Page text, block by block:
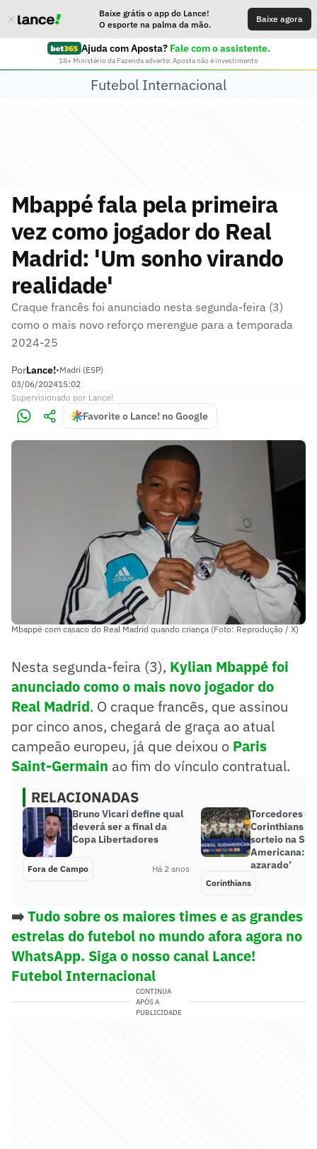
Baixe grátis o app do Lance!
O esporte na palma da mão.
Baixe agora
Ajuda com Aposta? Fale com o assistente.
18+ Ministério da Fazenda adverte: Aposta não é investimento
Futebol Internacional
Mbappé fala pela primeira
vez como jogador do Real
Madrid: 'Um sonho virando
realidade'
Craque francês foi anunciado nesta segunda-feira (3)
como o mais novo reforço merengue para a temporada
2024-25
PorLance!•Madri (ESP)
03/06/202415:02
Supervisionado por Lance!
Favorite o Lance! no Google
Mbappé com casaco do Real Madrid quando criança (Foto: Reprodução / X)
Nesta segunda-feira (3), Kylian Mbappé foi
anunciado como o mais novo jogador do
Real Madrid. O craque francês, que assinou
por cinco anos, chegará de graça ao atual
campeão europeu, já que deixou o Paris
Saint-Germain ao fim do vínculo contratual.
RELACIONADAS
Bruno Vicari define qual
deverá ser a final da
Copa Libertadores
Fora de Campo Há 2 anos
Torcedores do
Corinthians
sorteio na Sul-
Americana:
azarado’
Corinthians
➡️Tudo sobre os maiores times e as grandes
estrelas do futebol no mundo afora agora no
WhatsApp. Siga o nosso canal Lance!
Futebol Internacional
CONTINUA
APÓS A
PUBLICIDADE